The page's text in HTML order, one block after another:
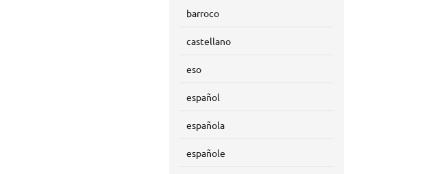
barroco
castellano
eso
español
española
españole